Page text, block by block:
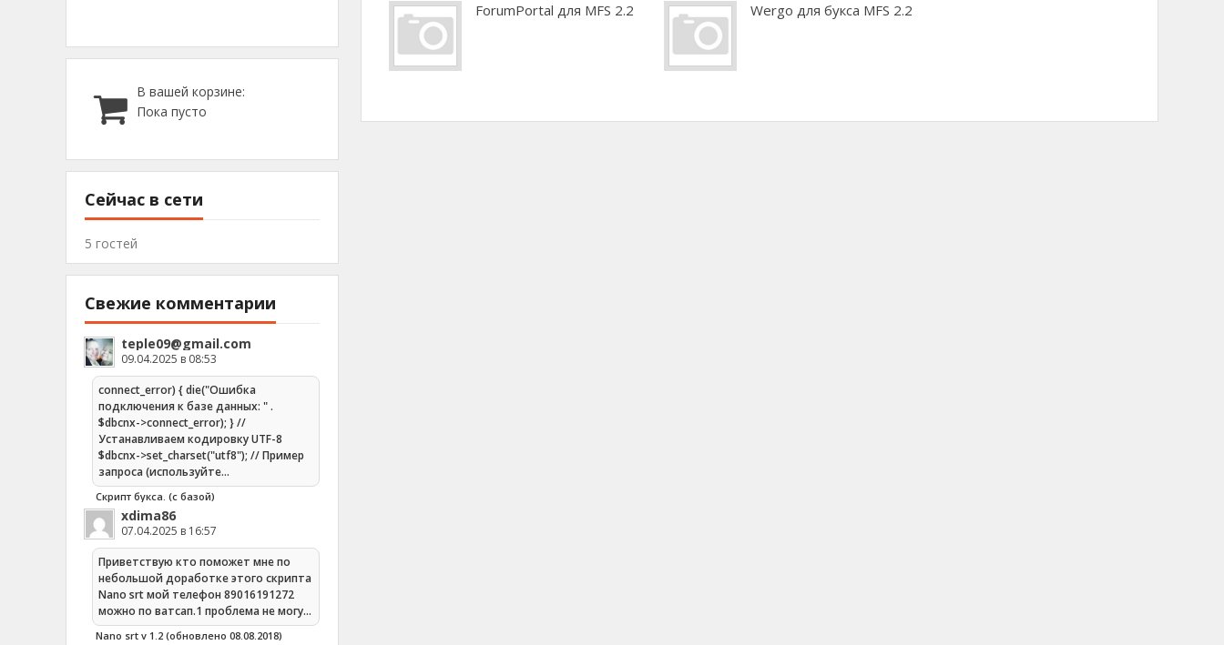
ForumPortal для MFS 2.2 Wergo для букса MFS 2.2
В вашей корзине:
Пока пусто
Сейчас в сети
5 гостей
Свежие комментарии
teple09@gmail.com
09.04.2025 в 08:53
connect_error) { die("Ошибка
подключения к базе данных: " .
$dbcnx->connect_error); } //
Устанавливаем кодировку UTF-8
$dbcnx->set_charset("utf8"); // Пример
запроса (используйте…
Скрипт букса. (с базой)
xdima86
07.04.2025 в 16:57
Приветствую кто поможет мне по
небольшой доработке этого скрипта
Nano srt мой телефон 89016191272
можно по ватсап.1 проблема не могу…
Nano srt v 1.2 (обновлено 08.08.2018)